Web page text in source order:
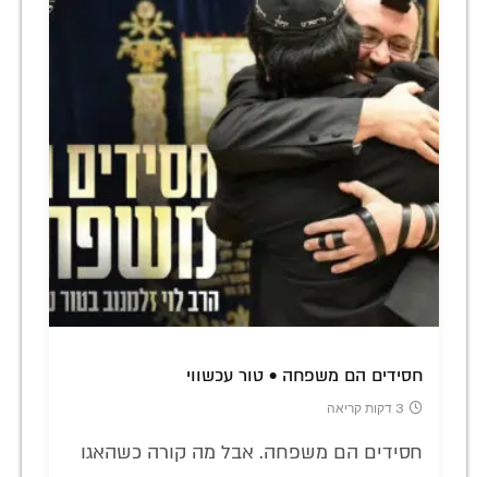
חסידים הם משפחה • טור עכשווי
3 דקות קריאה
חסידים הם משפחה. אבל מה קורה כשהאגו